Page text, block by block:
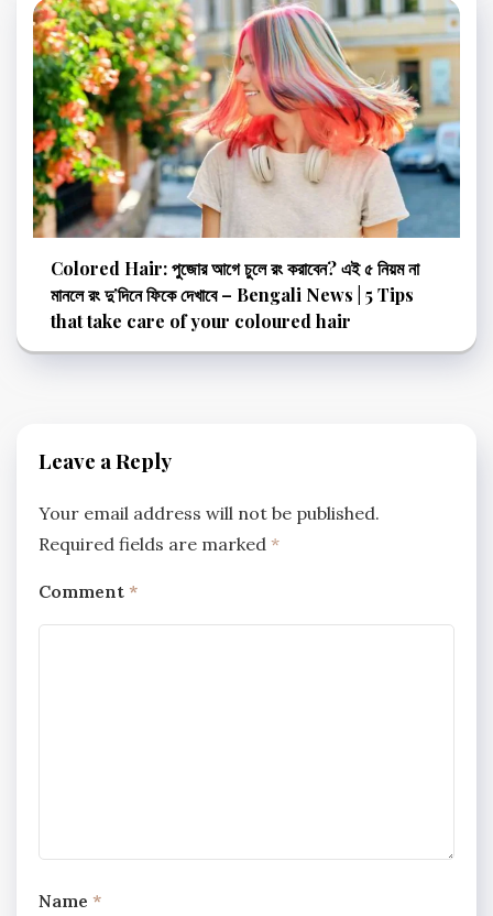
Colored Hair: পুজোর আগে চুলে রং করাবেন? এই ৫ নিয়ম না
মানলে রং দু’দিনে ফিকে দেখাবে – Bengali News | 5 Tips
that take care of your coloured hair
Leave a Reply
Your email address will not be published.
Required fields are marked *
Comment *
Name *